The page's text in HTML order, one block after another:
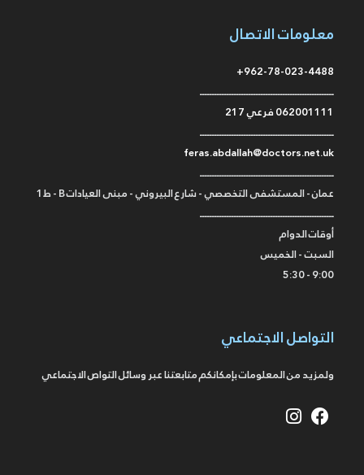
معلومات الاتصال
962-78-023-4488+
ـــــــــــــــــــــــــــــــــــــــــــــــــــــــ
062001111 فرعي 217
ـــــــــــــــــــــــــــــــــــــــــــــــــــــــ
feras.abdallah@doctors.net.uk
ـــــــــــــــــــــــــــــــــــــــــــــــــــــــ
عمان - المستشفى التخصصي - شارع البيروني - مبنى العيادات B - ط1
ـــــــــــــــــــــــــــــــــــــــــــــــــــــــ
أوقات الدوام
السبت - الخميس
9:00 - 5:30
التواصل الاجتماعي
ولمزيد من المعلومات بإمكانكم متابعتنا عبر وسائل التواص الاجتماعي